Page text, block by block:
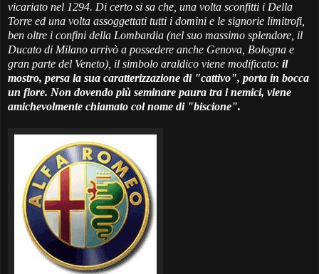
vicariato nel 1294. Di certo si sa che, una volta sconfitti i Della
Torre ed una volta assoggettati tutti i domini e le signorie limitrofi,
ben oltre i confini della Lombardia (nel suo massimo splendore, il
Ducato di Milano arrivò a possedere anche Genova, Bologna e
gran parte del Veneto), il simbolo araldico viene modificato: il
mostro, persa la sua caratterizzazione di "cattivo", porta in bocca
un fiore. Non dovendo più seminare paura tra i nemici, viene
amichevolmente chiamato col nome di "biscione".